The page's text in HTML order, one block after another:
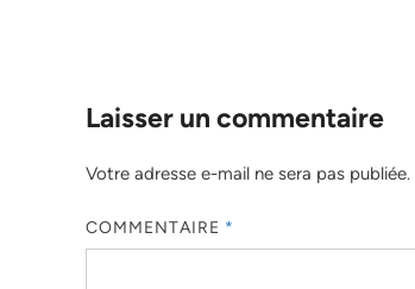
Laisser un commentaire
Votre adresse e-mail ne sera pas publiée.
COMMENTAIRE *